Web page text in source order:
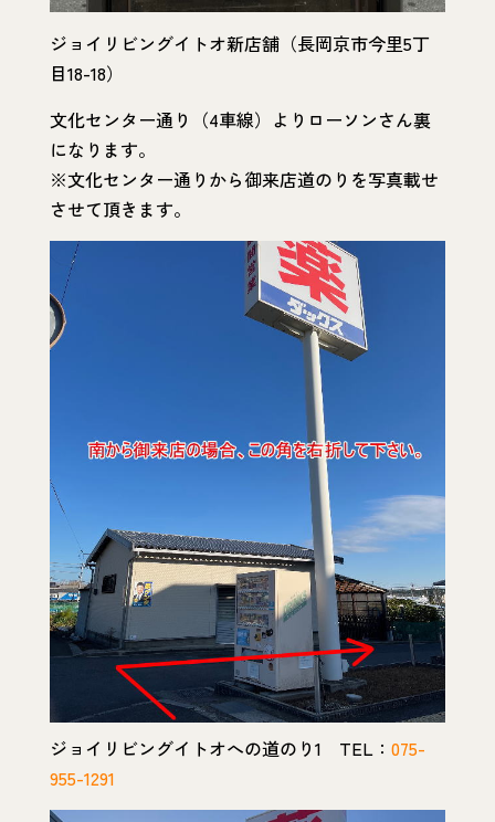
ジョイリビングイトオ新店舗（長岡京市今里5丁
目18-18）
文化センター通り（4車線）よりローソンさん裏
になります。
※文化センター通りから御来店道のりを写真載せ
させて頂きます。
ジョイリビングイトオへの道のり1 TEL： 075-
955-1291